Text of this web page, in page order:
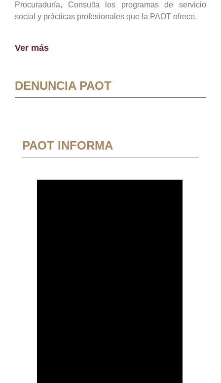
Procuraduría, Consulta los programas de servicio
social y prácticas profesionales que la PAOT ofrece.
Ver más
DENUNCIA PAOT
PAOT INFORMA